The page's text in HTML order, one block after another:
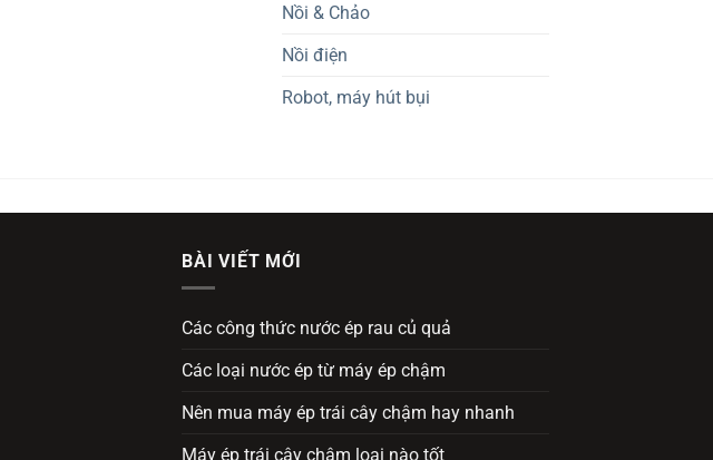
Nồi & Chảo
Nồi điện
Robot, máy hút bụi
BÀI VIẾT MỚI
Các công thức nước ép rau củ quả
Các loại nước ép từ máy ép chậm
Nên mua máy ép trái cây chậm hay nhanh
Máy ép trái cây chậm loại nào tốt